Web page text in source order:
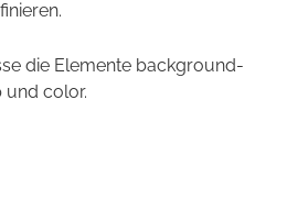
die Elemente background-
color.